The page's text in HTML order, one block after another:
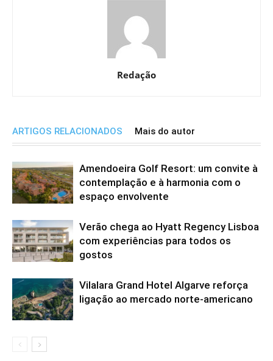
Redação
ARTIGOS RELACIONADOS Mais do autor
Amendoeira Golf Resort: um convite à
contemplação e à harmonia com o
espaço envolvente
Verão chega ao Hyatt Regency Lisboa
com experiências para todos os
gostos
Vilalara Grand Hotel Algarve reforça
ligação ao mercado norte-americano